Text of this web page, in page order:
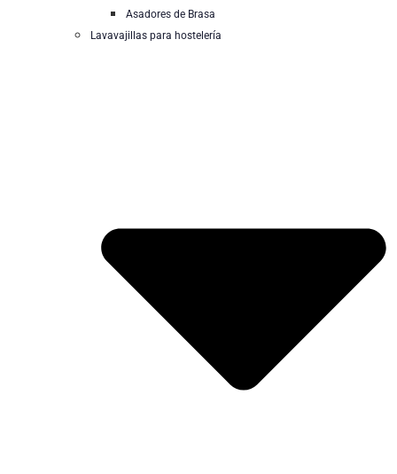
Asadores de Brasa
Lavavajillas para hostelería